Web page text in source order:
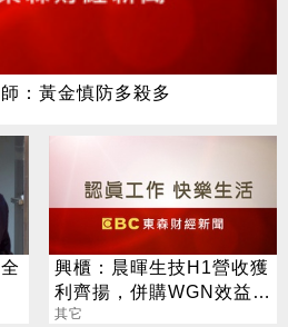
：黃金慎防多殺多
興櫃：晨暉生技H1營收獲
利齊揚，併購WGN效益本
季放大，全年營運拚逐季
其它